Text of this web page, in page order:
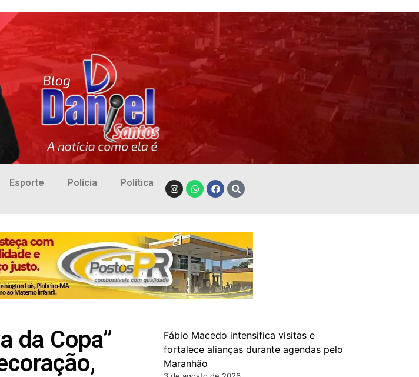
Esporte Polícia Política
da Copa”
Fábio Macedo intensifica visitas e
fortalece alianças durante agendas pelo
Maranhão